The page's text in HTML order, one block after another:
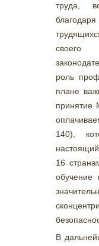
труда,
роль
плане
принятие
140),
16
обучение
В